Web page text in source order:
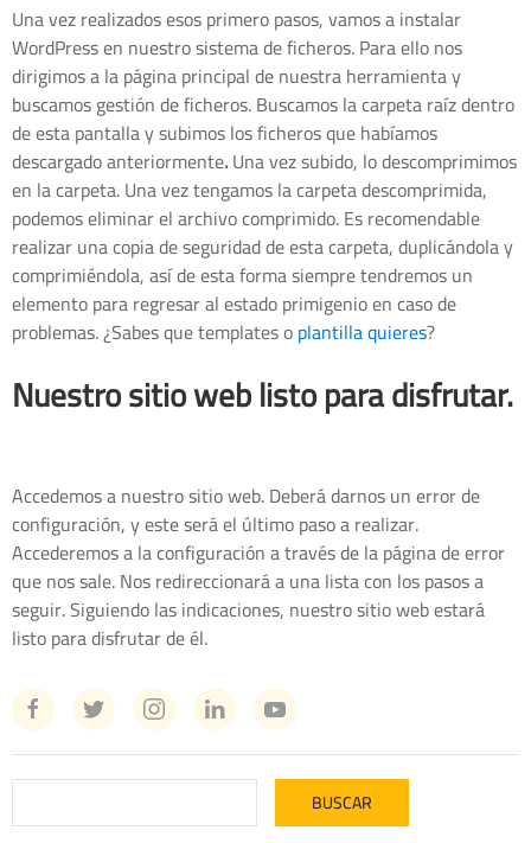
Una vez realizados esos primero pasos, vamos a instalar
WordPress en nuestro sistema de ficheros. Para ello nos
dirigimos a la página principal de nuestra herramienta y
buscamos gestión de ficheros. Buscamos la carpeta raíz dentro
de esta pantalla y subimos los ficheros que habíamos
descargado anteriormente.Una vez subido, lo descomprimimos
en la carpeta. Una vez tengamos la carpeta descomprimida,
podemos eliminar el archivo comprimido. Es recomendable
realizar una copia de seguridad de esta carpeta, duplicándola y
comprimiéndola, así de esta forma siempre tendremos un
elemento para regresar al estado primigenio en caso de
problemas. ¿Sabes que templates oplantilla quieres?
Nuestro sitio web listo para disfrutar.
Accedemos a nuestro sitio web. Deberá darnos un error de
configuración, y este será el último paso a realizar.
Accederemos a la configuración a través de la página de error
que nos sale. Nos redireccionará a una lista con los pasos a
seguir. Siguiendo las indicaciones, nuestro sitio web estará
listo para disfrutar de él.